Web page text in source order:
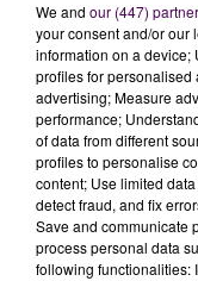
We and our (447)
your consent and/or our
information on a device;
profiles for personalised
advertising; Measure
performance;
of data from different
profiles to personalise
content; Use limited
detect fraud, and fix
Save and communicate
process personal data
following functionalities: